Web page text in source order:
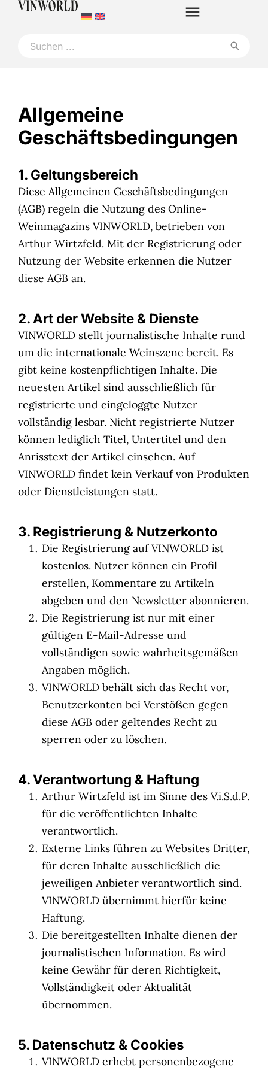
Allgemeine
Geschäftsbedingungen
1. Geltungsbereich
Diese Allgemeinen Geschäftsbedingungen
(AGB) regeln die Nutzung des Online-
Weinmagazins VINWORLD, betrieben von
Arthur Wirtzfeld. Mit der Registrierung oder
Nutzung der Website erkennen die Nutzer
diese AGB an.
2. Art der Website & Dienste
VINWORLD stellt journalistische Inhalte rund
um die internationale Weinszene bereit. Es
gibt keine kostenpflichtigen Inhalte. Die
neuesten Artikel sind ausschließlich für
registrierte und eingeloggte Nutzer
vollständig lesbar. Nicht registrierte Nutzer
können lediglich Titel, Untertitel und den
Anrisstext der Artikel einsehen. Auf
VINWORLD findet kein Verkauf von Produkten
oder Dienstleistungen statt.
3. Registrierung & Nutzerkonto
Die Registrierung auf VINWORLD ist
kostenlos. Nutzer können ein Profil
erstellen, Kommentare zu Artikeln
abgeben und den Newsletter abonnieren.
Die Registrierung ist nur mit einer
gültigen E-Mail-Adresse und
vollständigen sowie wahrheitsgemäßen
Angaben möglich.
VINWORLD behält sich das Recht vor,
Benutzerkonten bei Verstößen gegen
diese AGB oder geltendes Recht zu
sperren oder zu löschen.
4. Verantwortung & Haftung
Arthur Wirtzfeld ist im Sinne des V.i.S.d.P.
für die veröffentlichten Inhalte
verantwortlich.
Externe Links führen zu Websites Dritter,
für deren Inhalte ausschließlich die
jeweiligen Anbieter verantwortlich sind.
VINWORLD übernimmt hierfür keine
Haftung.
Die bereitgestellten Inhalte dienen der
journalistischen Information. Es wird
keine Gewähr für deren Richtigkeit,
Vollständigkeit oder Aktualität
übernommen.
5. Datenschutz & Cookies
VINWORLD erhebt personenbezogene